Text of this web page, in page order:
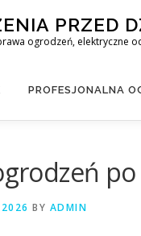
PRZED
ogrodzeń, elektryczne
PROFESJONALNA
BY ADMIN